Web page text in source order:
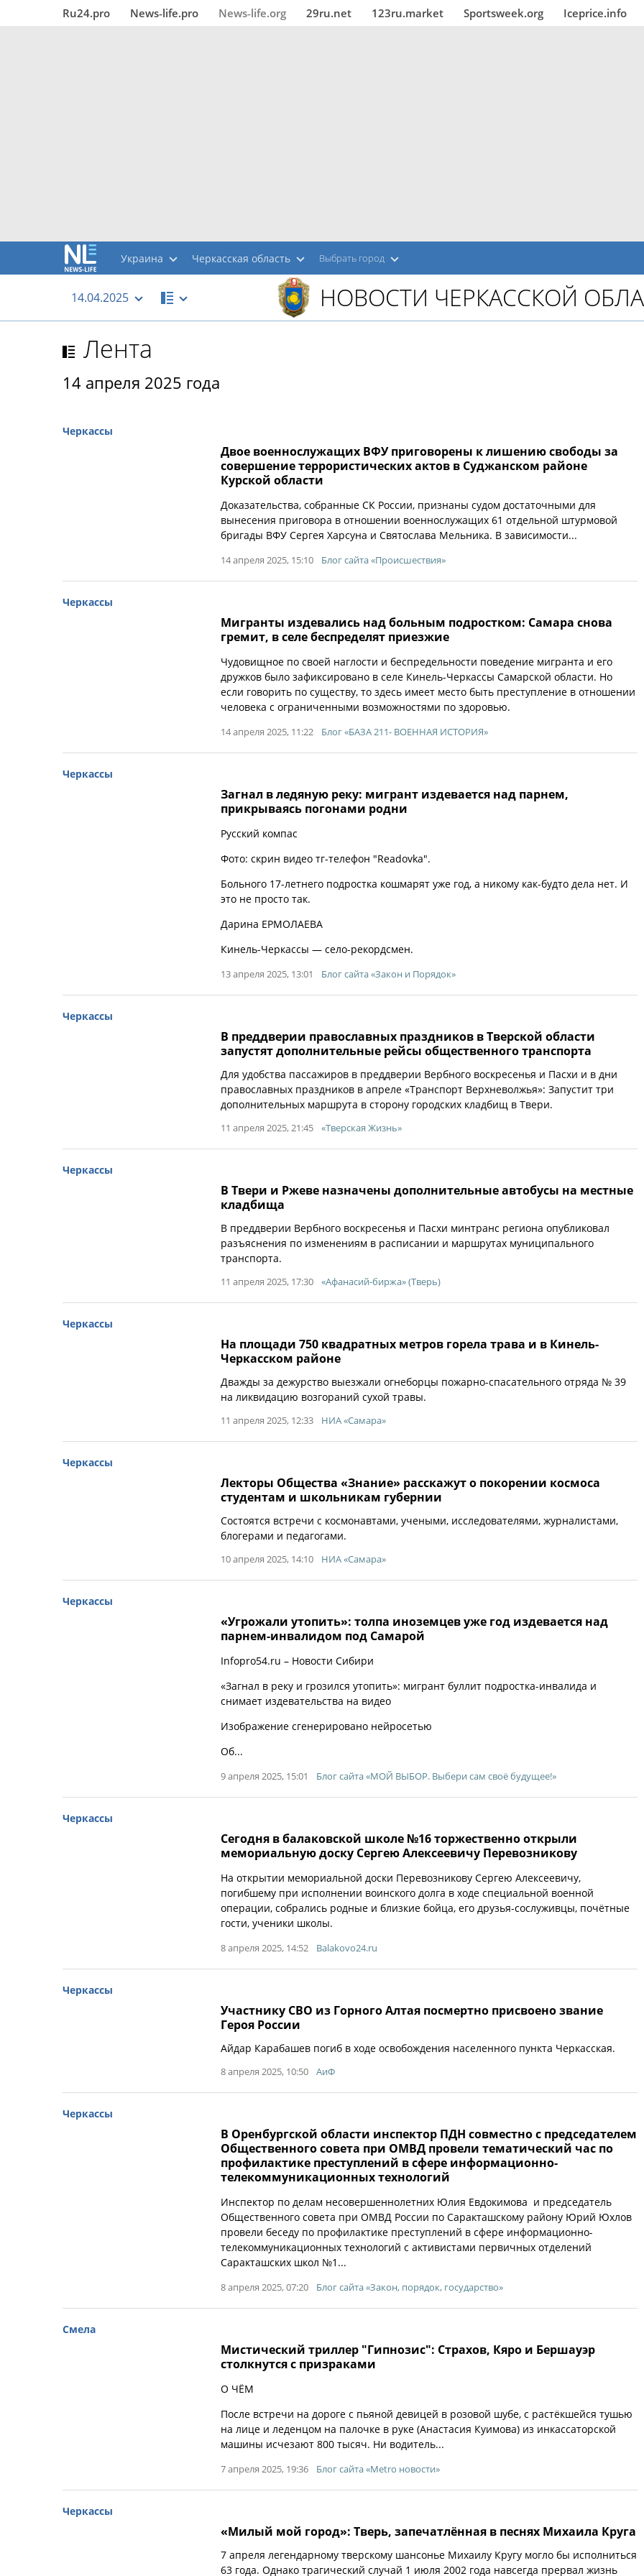
Ru24.pro News‑life.pro News‑life.org 29ru.net 123ru.market Sportsweek.org Iceprice.info
Украина Черкасская область Выбрать город
14.04.2025 НОВОСТИ ЧЕРКАССКОЙ
Лента
14 апреля 2025 года
Черкассы
Двое военнослужащих ВФУ приговорены к лишению свободы за
совершение террористических актов в Суджанском районе
Курской области
Доказательства, собранные СК России, признаны судом достаточными для
вынесения приговора в отношении военнослужащих 61 отдельной штурмовой
бригады ВФУ Сергея Харсуна и Святослава Мельника. В зависимости...
14 апреля 2025, 15:10 Блог сайта «Происшествия»
Черкассы
Мигранты издевались над больным подростком: Самара снова
гремит, в селе беспределят приезжие
Чудовищное по своей наглости и беспредельности поведение мигранта и его
дружков было зафиксировано в селе Кинель-Черкассы Самарской области. Но
если говорить по существу, то здесь имеет место быть преступление в отношении
человека с ограниченными возможностями по здоровью.
14 апреля 2025, 11:22 Блог «БАЗА 211- ВОЕННАЯ ИСТОРИЯ»
Черкассы
Загнал в ледяную реку: мигрант издевается над парнем,
прикрываясь погонами родни
Русский компас
Фото: скрин видео тг-телефон "Readovka".
Больного 17-летнего подростка кошмарят уже год, а никому как-будто дела нет. И
это не просто так.
Дарина ЕРМОЛАЕВА
Кинель-Черкассы — село-рекордсмен.
13 апреля 2025, 13:01 Блог сайта «Закон и Порядок»
Черкассы
В преддверии православных праздников в Тверской области
запустят дополнительные рейсы общественного транспорта
Для удобства пассажиров в преддверии Вербного воскресенья и Пасхи и в дни
православных праздников в апреле «Транспорт Верхневолжья»: Запустит три
дополнительных маршрута в сторону городских кладбищ в Твери.
11 апреля 2025, 21:45 «Тверская Жизнь»
Черкассы
В Твери и Ржеве назначены дополнительные автобусы на местные
кладбища
В преддверии Вербного воскресенья и Пасхи минтранс региона опубликовал
разъяснения по изменениям в расписании и маршрутах муниципального
транспорта.
11 апреля 2025, 17:30 «Афанасий-биржа» (Тверь)
Черкассы
На площади 750 квадратных метров горела трава и в Кинель-
Черкасском районе
Дважды за дежурство выезжали огнеборцы пожарно-спасательного отряда № 39
на ликвидацию возгораний сухой травы.
11 апреля 2025, 12:33 НИА «Самара»
Черкассы
Лекторы Общества «Знание» расскажут о покорении космоса
студентам и школьникам губернии
Состоятся встречи с космонавтами, учеными, исследователями, журналистами,
блогерами и педагогами.
10 апреля 2025, 14:10 НИА «Самара»
Черкассы
«Угрожали утопить»: толпа иноземцев уже год издевается над
парнем-инвалидом под Самарой
Infopro54.ru – Новости Сибири
«Загнал в реку и грозился утопить»: мигрант буллит подростка-инвалида и
снимает издевательства на видео
Изображение сгенерировано нейросетью
Об...
9 апреля 2025, 15:01 Блог сайта «МОЙ ВЫБОР. Выбери сам своё будущее!»
Черкассы
Сегодня в балаковской школе №16 торжественно открыли
мемориальную доску Сергею Алексеевичу Перевозникову
На открытии мемориальной доски Перевозникову Сергею Алексеевичу,
погибшему при исполнении воинского долга в ходе специальной военной
операции, собрались родные и близкие бойца, его друзья-сослуживцы, почётные
гости, ученики школы.
8 апреля 2025, 14:52 Balakovo24.ru
Черкассы
Участнику СВО из Горного Алтая посмертно присвоено звание
Героя России
Айдар Карабашев погиб в ходе освобождения населенного пункта Черкасская.
8 апреля 2025, 10:50 АиФ
Черкассы
В Оренбургской области инспектор ПДН совместно с председателем
Общественного совета при ОМВД провели тематический час по
профилактике преступлений в сфере информационно-
телекоммуникационных технологий
Инспектор по делам несовершеннолетних Юлия Евдокимова и председатель
Общественного совета при ОМВД России по Саракташскому району Юрий Юхлов
провели беседу по профилактике преступлений в сфере информационно-
телекоммуникационных технологий с активистами первичных отделений
Саракташских школ №1...
8 апреля 2025, 07:20 Блог сайта «Закон, порядок, государство»
Смела
Мистический триллер "Гипнозис": Страхов, Кяро и Бершауэр
столкнутся с призраками
О ЧЁМ
После встречи на дороге с пьяной девицей в розовой шубе, с растёкшейся тушью
на лице и леденцом на палочке в руке (Анастасия Куимова) из инкассаторской
машины исчезают 800 тысяч. Ни водитель...
7 апреля 2025, 19:36 Блог сайта «Metro новости»
Черкассы
«Милый мой город»: Тверь, запечатлённая в песнях Михаила Круга
7 апреля легендарному тверскому шансонье Михаилу Кругу могло бы исполниться
63 года. Однако трагический случай 1 июля 2002 года навсегда прервал жизнь